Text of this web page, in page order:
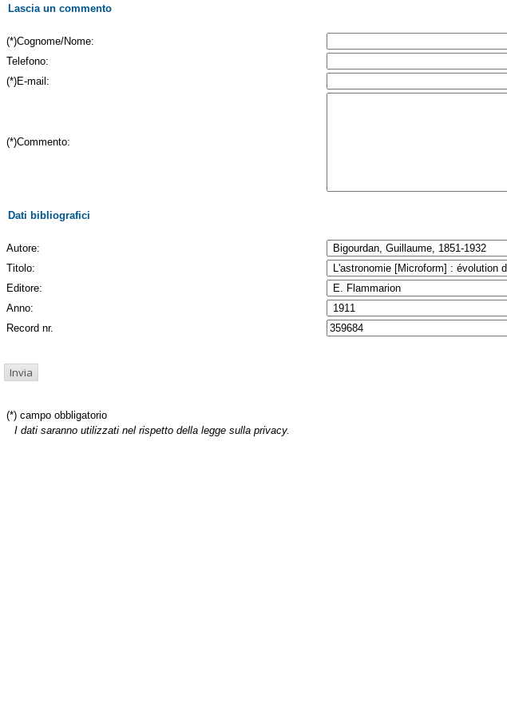
Lascia un commento
(*)Cognome/Nome:
Telefono:
(*)E-mail:
(*)Commento:
Dati bibliografici
Autore:
Titolo:
Editore:
Anno:
Record nr.
(*) campo obbligatorio
I dati saranno utilizzati nel rispetto della legge sulla privacy.